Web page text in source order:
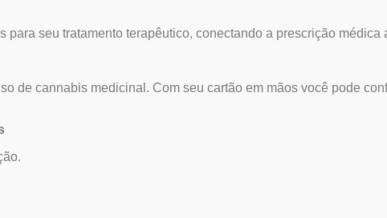
para seu tratamento terapêutico, conectando a prescrição médica
de cannabis medicinal. Com seu cartão em mãos você pode